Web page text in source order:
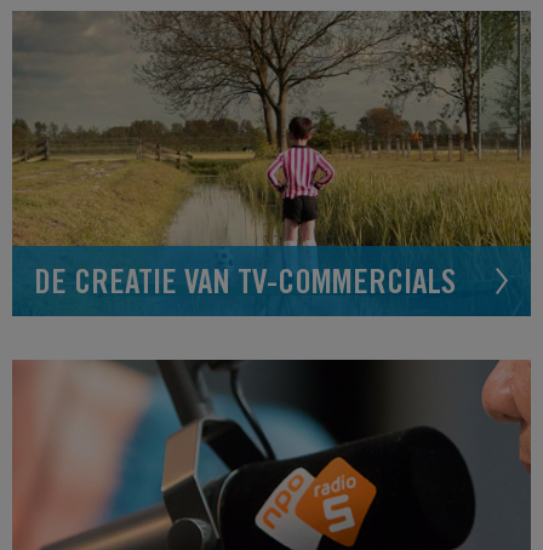
DE CREATIE VAN TV-COMMERCIALS